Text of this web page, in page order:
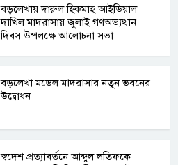
বড়লেখায় দারুল হিকমাহ আইডিয়াল
দাখিল মাদরাসায় জুলাই গণঅভ্যত্থান
দিবস উপলক্ষে আলোচনা সভা
বড়লেখা মডেল মাদরাসার নতুন ভবনের
উদ্বোধন
স্বদেশ প্রত্যাবর্তনে আব্দুল লতিফকে